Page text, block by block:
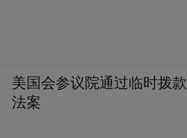
美国会参议院通过临时拨款
法案